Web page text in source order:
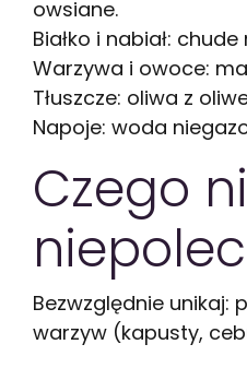
owsiane.
Białko i nabiał:
Warzywa i owoce:
Tłuszcze: oliwa z
Napoje: woda
Czego
Bezwzględnie unikaj:
warzyw (kapusty,